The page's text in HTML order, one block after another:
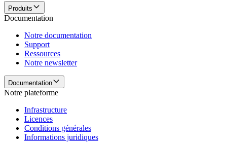
Produits
Documentation
Notre documentation
Support
Ressources
Notre newsletter
Documentation
Notre plateforme
Infrastructure
Licences
Conditions générales
Informations juridiques